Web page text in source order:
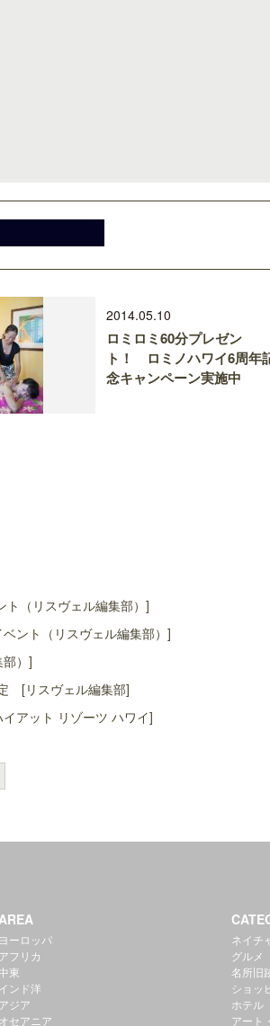
2014.05.10
ロミロミ60分プレゼン
ト！ ロミノハワイ6周年
念キャンペーン実施中
（リスヴェル編集部）]
ント（リスヴェル編集部）]
）]
[リスヴェル編集部]
アット リゾーツ ハワイ]
ヨーロッパ
アフリカ
中東
インド洋
アジア
オセアニア
ネイチ
グルメ
名所旧
ショッ
ホテル
アート